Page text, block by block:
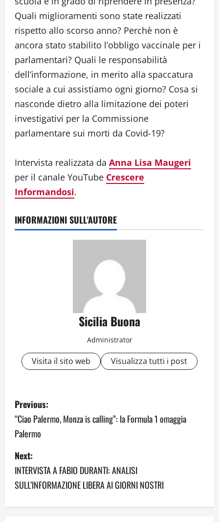
Quali miglioramenti sono state realizzati
rispetto allo scorso anno? Perchè non è
ancora stato stabilito l’obbligo vaccinale per i
parlamentari? Quali le responsabilità
dell’informazione, in merito alla spaccatura
sociale a cui assistiamo ogni giorno? Cosa si
nasconde dietro alla limitazione dei poteri
investigativi per la Commissione
parlamentare sui morti da Covid-19?
Intervista realizzata da Anna Lisa Maugeri
per il canale YouTube Crescere
Informandosi.
INFORMAZIONI SULL'AUTORE
Sicilia Buona
Administrator
Visita il sito web Visualizza tutti i post
P
o
s
t
n
a
Previous:
“Ciao Palermo, Monza is calling”: la Formula 1 omaggia
Palermo
Next:
INTERVISTA A FABIO DURANTI: ANALISI
SULL’INFORMAZIONE LIBERA AI GIORNI NOSTRI